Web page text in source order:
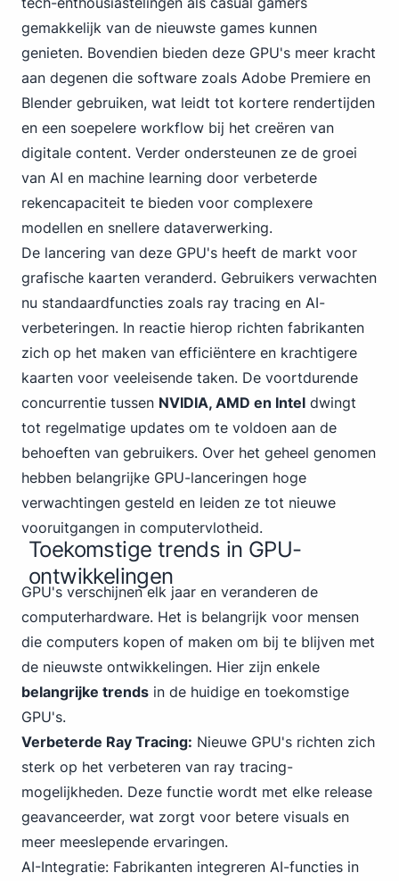
gemakkelijk van de nieuwste games kunnen
genieten. Bovendien bieden deze GPU's meer kracht
aan degenen die software zoals Adobe Premiere en
Blender gebruiken, wat leidt tot kortere rendertijden
en een soepelere workflow bij het creëren van
digitale content. Verder ondersteunen ze de groei
van AI en machine learning door verbeterde
rekencapaciteit te bieden voor complexere
modellen en snellere dataverwerking.
De lancering van deze GPU's heeft de markt voor
grafische kaarten veranderd. Gebruikers verwachten
nu standaardfuncties zoals ray tracing en AI-
verbeteringen. In reactie hierop richten fabrikanten
zich op het maken van efficiëntere en krachtigere
kaarten voor veeleisende taken. De voortdurende
concurrentie tussen NVIDIA, AMD en Intel dwingt
tot regelmatige updates om te voldoen aan de
behoeften van gebruikers. Over het geheel genomen
hebben belangrijke GPU-lanceringen hoge
verwachtingen gesteld en leiden ze tot nieuwe
vooruitgangen in computervlotheid.
Toekomstige trends in GPU-
ontwikkelingen
GPU's verschijnen elk jaar en veranderen de
computerhardware. Het is belangrijk voor mensen
die computers kopen of maken om bij te blijven met
de nieuwste ontwikkelingen. Hier zijn enkele
belangrijke trends in de huidige en toekomstige
GPU's.
Verbeterde Ray Tracing: Nieuwe GPU's richten zich
sterk op het verbeteren van ray tracing-
mogelijkheden. Deze functie wordt met elke release
geavanceerder, wat zorgt voor betere visuals en
meer meeslepende ervaringen.
AI-Integratie: Fabrikanten integreren AI-functies in